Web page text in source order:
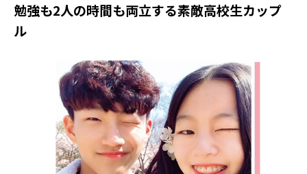
FORTUNE
ミスセブンティーンニュース
MAGAZINE
バックナンバー
INFORMATION
Seventeen について
勉強も2人の時間も両立する素敵高校生カップ
ル